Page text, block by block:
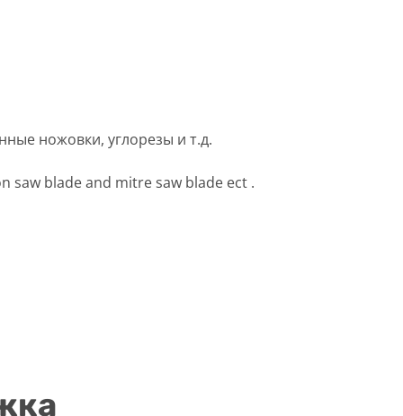
ножовки, углорезы и т.д.
saw blade and mitre saw blade ect .